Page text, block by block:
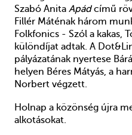
Szabó Anita Apádcímű
Fillér Máténak három
Folkfonics - Szól a kakas,
különdíjat adtak. A
pályázatának nyertese
helyen Béres Mátyás, a
Norbert végzett.
Holnap a közönség újra
alkotásokat.